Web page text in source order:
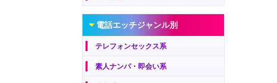
電話エッチジャンル別
テレフォンセックス系
素人ナンパ・即会い系